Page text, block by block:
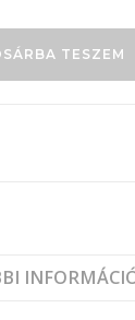
TESZEM